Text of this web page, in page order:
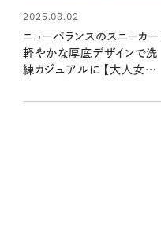
2025.03.02
ニューバランスのスニーカー｜
軽やかな厚底デザインで洗
練カジュアルに 【大人女子